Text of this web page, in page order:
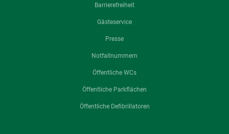
Barrierefreiheit
Gästeservice
Presse
Notfallnummern
Öffentliche WCs
Öffentliche Parkflächen
Öffentliche Defibrillatoren